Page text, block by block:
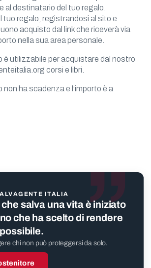
al destinatario del tuo regalo.
tuo regalo, registrandosi al sito e
acquisto dal link che riceverà via
nella sua area personale.
è utilizzabile per acquistare dal nostro
corsi e libri.
non ha scadenza e l’importo è a
”
ITALIA
salva una vita è iniziato
che ha scelto di rendere
chi non può proteggersi da solo.